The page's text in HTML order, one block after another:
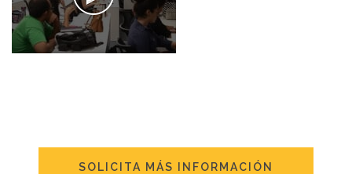
SOLICITA MÁS INFORMACIÓN